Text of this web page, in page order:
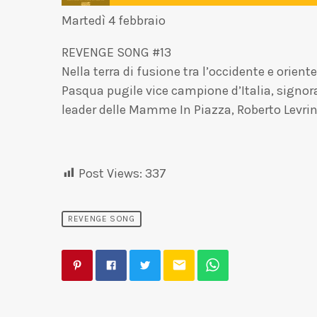
Martedì 4 febbraio
REVENGE SONG #13
Nella terra di fusione tra l’occidente e
Pasqua pugile vice campione d’Italia,
leader delle Mamme In Piazza, Roberto
Post Views: 337
REVENGE SONG
email